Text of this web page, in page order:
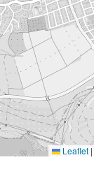
Leaflet |